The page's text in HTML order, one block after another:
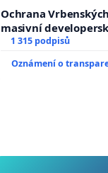
Ochrana
masivní
1 315 podpisů
Oznámení o